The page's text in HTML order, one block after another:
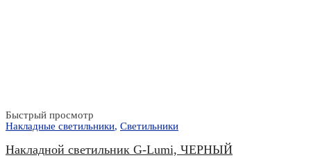
Быстрый просмотр
Накладные светильники, Светильники
Накладной светильник G-Lumi, ЧЕРНЫЙ